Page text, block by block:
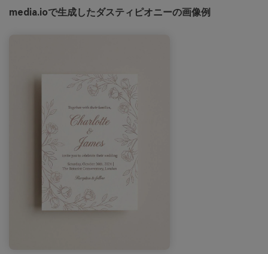
media.ioで生成したダスティピオニーの画像例